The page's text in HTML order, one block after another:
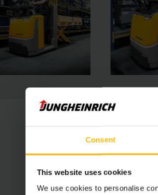
Consent
This website uses cookies
We use cookies to personalise